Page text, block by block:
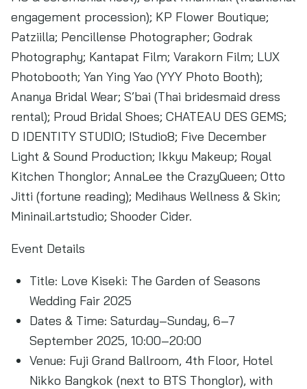
engagement procession); KP Flower Boutique;
Patziilla; Pencillense Photographer; Godrak
Photography; Kantapat Film; Varakorn Film; LUX
Photobooth; Yan Ying Yao (YYY Photo Booth);
Ananya Bridal Wear; S’bai (Thai bridesmaid dress
rental); Proud Bridal Shoes; CHATEAU DES GEMS;
D IDENTITY STUDIO; IStudio8; Five December
Light & Sound Production; Ikkyu Makeup; Royal
Kitchen Thonglor; AnnaLee the CrazyQueen; Otto
Jitti (fortune reading); Medihaus Wellness & Skin;
Mininail.artstudio; Shooder Cider.
Event Details
Title: Love Kiseki: The Garden of Seasons
Wedding Fair 2025
Dates & Time: Saturday–Sunday, 6–7
September 2025, 10:00–20:00
Venue: Fuji Grand Ballroom, 4th Floor, Hotel
Nikko Bangkok (next to BTS Thonglor), with